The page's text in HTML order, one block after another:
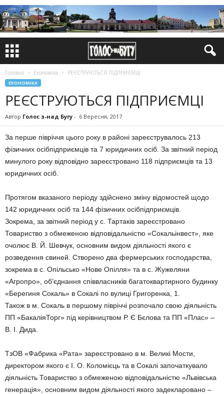
Головна Економіка РЕЄСТРУЮТЬСЯ ПІДПРИЄМЦІ
ЕКОНОМІКА
РЕЄСТРУЮТЬСЯ ПІДПРИЄМЦІ
Автор Голос з-над Бугу - 6 Вересня, 2017
За перше півріччя цього року в районі зареєструвалось 213
фізичних осібпідприємців та 7 юридичних осіб. За звітний період
минулого року відповідно зареєстровано 118 підприємців та 13
юридичних осіб.
Протягом вказаного періоду здійснено зміну відомостей щодо
142 юридичних осіб та 144 фізичних осібпідприємців.
Зокрема, за звітний період у с. Тартаків зареєстровано
Товариство з обмеженою відповідальністю «Сокальінвест», яке
очолює В. Й. Шевчук, основним видом діяльності якого є
розведення свиней. Створено два фермерських господарства,
зокрема в с. Опільсько «Нове Опілля» та в с. Жужеляни
«Агропро», об’єднання співвласників багатоквартирного будинку
«Берегиня Сокаль» в Сокалі по вулиці Григоренка, 1.
Також в м. Сокаль в першому півріччі розпочало свою діяльність
ПП «БакаліяТорг» під керівництвом Р. Є Бєлова та ПП «Плас» –
В. І. Дида.
ТзОВ «Фабрика «Рата» зареєстровано в м. Великі Мости,
директором якого є І. О. Коломієць та в Сокалі започаткувало
діяльність Товариство з обмеженою відповідальністю «Львівська
генерація», основним видом діяльності якого задекларовано –